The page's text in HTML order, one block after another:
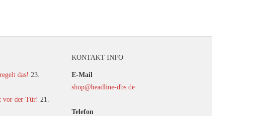
das! 23.
vor der Tür! 21.
KONTAKT INFO
E-Mail
shop@headline-dbs.de
Telefon